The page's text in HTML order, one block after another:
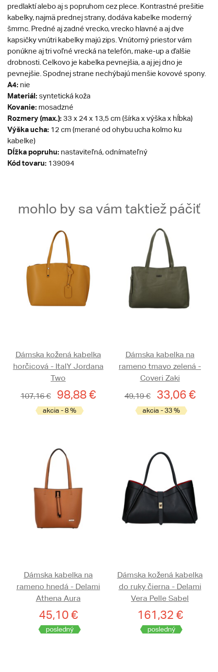
predlaktí alebo aj s popruhom cez plece. Kontrastné prešitie
kabelky, najmä prednej strany, dodáva kabelke moderný
šmrnc. Predné aj zadné vrecko, vrecko hlavné a aj dve
kapsičky vnútri kabelky majú zips. Vnútorný priestor vám
ponúkne aj tri voľné vrecká na telefón, make-up a ďalšie
drobnosti. Celkovo je kabelka pevnejšia, a aj jej dno je
pevnejšie. Spodnej strane nechýbajú menšie kovové spony.
A4: nie
Materiál: syntetická koža
Kovanie: mosadzné
Rozmery (max.): 33 x 24 x 13,5 cm (šírka x výška x hĺbka)
Výška ucha: 12 cm (merané od ohybu ucha kolmo ku
kabelke)
Dĺžka popruhu: nastaviteľná, odnímateľný
Kód tovaru: 139094
mohlo by sa vám taktiež páčiť
Dámska kožená kabelka
horčicová - ItalY Jordana
Two
107,16 €
98,88 €
akcia - 8 %
Dámska kabelka na
rameno tmavo zelená -
Coveri Zaki
49,19 €
33,06 €
akcia - 33 %
Dámska kabelka na
rameno hnedá - Delami
Athena Aura
45,10 €
posledný
Dámska kožená kabelka
do ruky čierna - Delami
Vera Pelle Sabel
161,32 €
posledný